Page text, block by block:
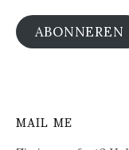
ABONNEREN
MAIL ME